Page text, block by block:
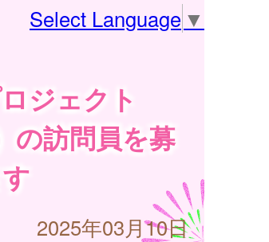
Select Language ▼
ジェクト
の訪問員を募
2025年03月10日